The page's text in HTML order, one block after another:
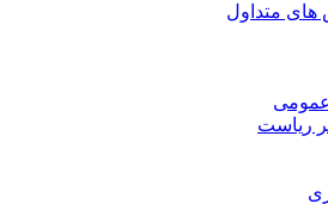
متداول
ریاست